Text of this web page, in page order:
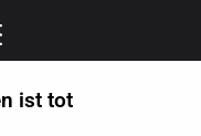
ist tot